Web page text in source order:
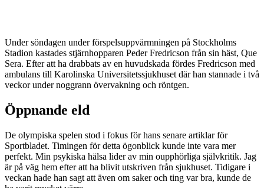
Under söndagen under förspelsuppvärmningen på Stockholms
Stadion kastades stjärnhopparen Peder Fredricson från sin häst, Que
Sera. Efter att ha drabbats av en huvudskada fördes Fredricson med
ambulans till Karolinska Universitetssjukhuset där han stannade i två
veckor under noggrann övervakning och röntgen.
Öppnande eld
De olympiska spelen stod i fokus för hans senare artiklar för
Sportbladet. Timingen för detta ögonblick kunde inte vara mer
perfekt. Min psykiska hälsa lider av min oupphörliga självkritik. Jag
är på väg hem efter att ha blivit utskriven från sjukhuset. Tidigare i
veckan hade han sagt att även om saker och ting var bra, kunde de